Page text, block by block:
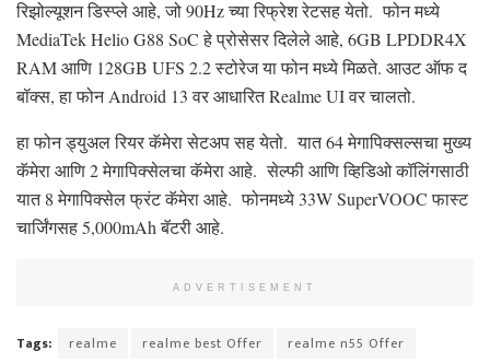
रिझोल्यूशन डिस्प्ले आहे, जो 90Hz च्या रिफ्रेश रेटसह येतो. फोन मध्ये
MediaTek Helio G88 SoC हे प्रोसेसर दिलेले आहे, 6GB LPDDR4X
RAM आणि 128GB UFS 2.2 स्टोरेज या फोन मध्ये मिळते. आउट ऑफ द
बॉक्स, हा फोन Android 13 वर आधारित Realme UI वर चालतो.
हा फोन ड्युअल रियर कॅमेरा सेटअप सह येतो. यात 64 मेगापिक्सल्सचा मुख्य
कॅमेरा आणि 2 मेगापिक्सेलचा कॅमेरा आहे. सेल्फी आणि व्हिडिओ कॉलिंगसाठी
यात 8 मेगापिक्सेल फ्रंट कॅमेरा आहे. फोनमध्ये 33W SuperVOOC फास्ट
चार्जिंगसह 5,000mAh बॅटरी आहे.
ADVERTISEMENT
Tags: realme realme best Offer
realme n55 Offer